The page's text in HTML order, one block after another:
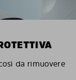
da rimuovere